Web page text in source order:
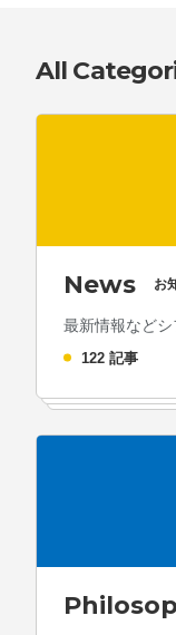
All
News お
最新情報などシ
122 記事